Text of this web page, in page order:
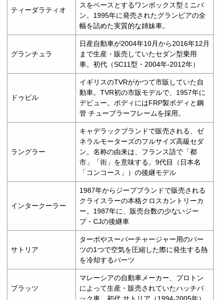
ティーダラティオ
スをベースとするワンボックス型ミニバ
ン。1995年に発売されたグランビアの全
幅を詰めた実質的な姉妹車。
グランチュラ
日産自動車が2004年10月から2016年12月
まで生産・販売していたセダン型乗用
車。初代（SC11型・2004年-2012年）
ドゥビル
イギリスのTVRがかつて市販していた自
動車。TVR初の市販モデルで、1957年に
デビュー。ボディにはFRP製ボディと鋼
管 チューブラーフレームを採用。
ラングラー
キャデラックブランドで販売される、ゼ
ネラルモーターズのフルサイズ高級セダ
ン。名称の由来は、フランス語で「都
市」「街」を意味する。9代目（日本名
「コンコース」）の後継モデル
インタークーラー
1987年からジープブランドで販売される
クライスラーの本格クロスカントリーカ
ー。1987年に、販売台数の少ないジー
プ・CJの後継車
サトリア
ターボやスーパーチャージャー用のパー
ツの1つで空気を圧縮した際に発生する熱
を冷却するパーツ
プラッツ
マレーシアの自動車メーカー、プロトン
によって生産・販売されていたハッチバ